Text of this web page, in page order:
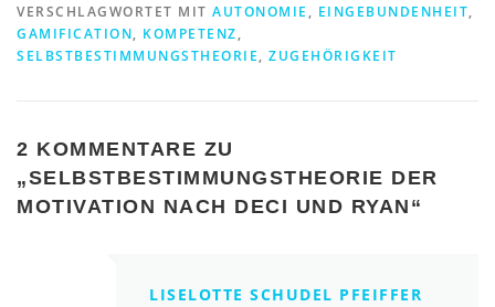
VERSCHLAGWORTET MIT AUTONOMIE , EINGEBUNDENHEIT,
GAMIFICATION, KOMPETENZ,
SELBSTBESTIMMUNGSTHEORIE, ZUGEHÖRIGKEIT
2 KOMMENTARE ZU
„SELBSTBESTIMMUNGSTHEORIE DER
MOTIVATION NACH DECI UND RYAN “
LISELOTTE SCHUDEL PFEIFFER